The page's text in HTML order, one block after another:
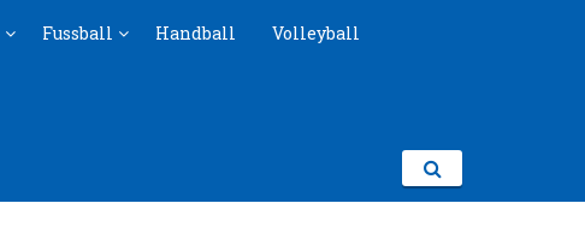
Fussball Handball Volleyball